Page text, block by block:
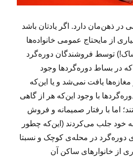
ذهن‌مان دارد. اگر یادتان باشد
از مایحتاج عمومی خانواده‌ها
توسط فروشندگان دوره‌گرد
در بساط دوره‌گردها وجود
یافت نمی‌شد و یا این‌که
با وجود این‌که هر از گاهی
اما با رفتار صمیمانه و فروش
خود جلب می‌کردند (این‌که چطور
دوره‌گرد در محله‌ی کوچک و نسبتا
از خانوارهای ساکن آن